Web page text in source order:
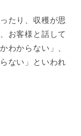
たり、収穫が思
お客様と話して
わからない」、
ない」といわれ